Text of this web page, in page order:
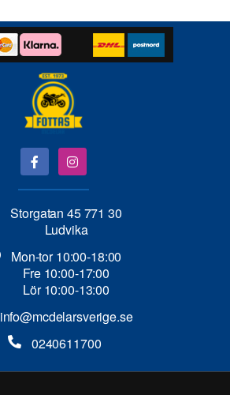
Storgatan 45 771 30
Ludvika
Mon-tor 10:00-18:00
Fre 10:00-17:00
Lör 10:00-13:00
info@mcdelarsverige.se​
0240611700